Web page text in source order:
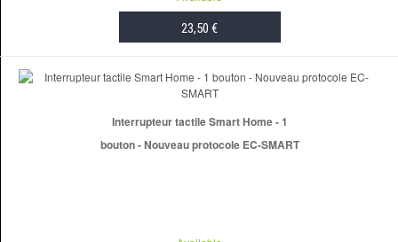
23,50 €
Interrupteur tactile Smart Home - 1
bouton - Nouveau protocole EC-SMART